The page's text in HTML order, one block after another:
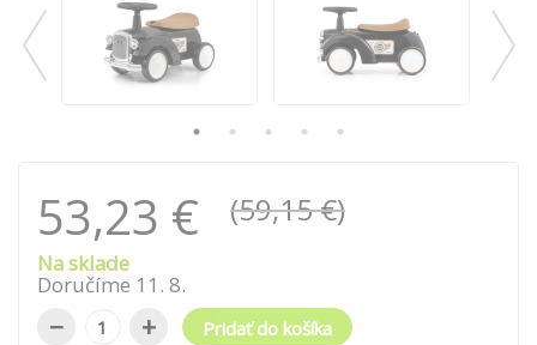
53,23 € (59,15 €)
Na sklade
Doručíme 11 . 8.
− + Pridať do košíka